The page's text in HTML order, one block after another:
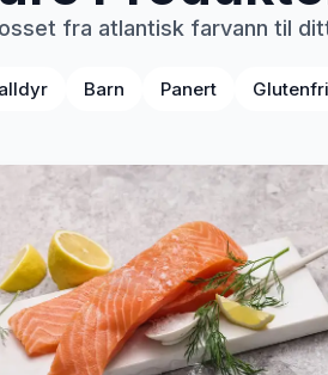
fra atlantisk farvann til
Barn Panert